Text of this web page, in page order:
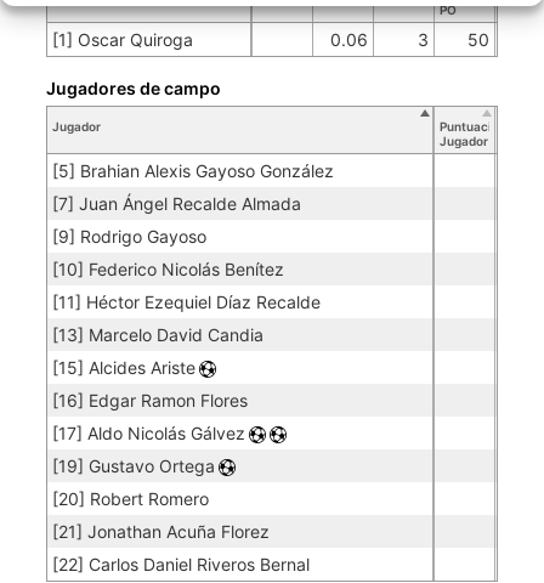
PO
[1] Oscar Quiroga 0.06 3 50
Jugador
Puntuación
Jugador
[5] Brahian Alexis Gayoso González
[7] Juan Ángel Recalde Almada
[9] Rodrigo Gayoso
[10] Federico Nicolás Benítez
[11] Héctor Ezequiel Díaz Recalde
[13] Marcelo David Candia
[15] Alcides Ariste
[16] Edgar Ramon Flores
[17] Aldo Nicolás Gálvez
[19] Gustavo Ortega
[20] Robert Romero
[21] Jonathan Acuña Florez
[22] Carlos Daniel Riveros Bernal
Jugadores de campo